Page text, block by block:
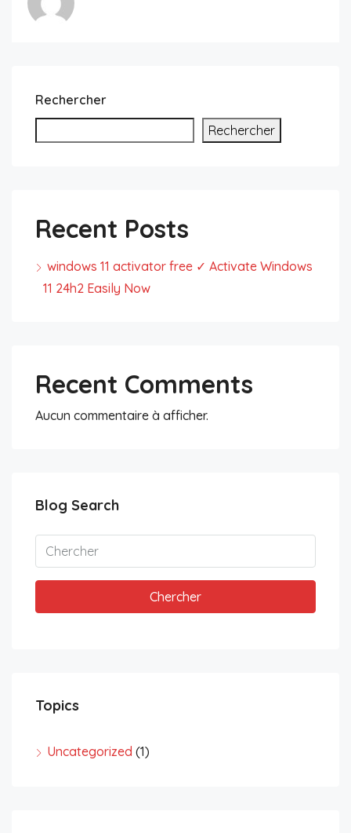
Rechercher
Rechercher
Recent Posts
windows 11 activator free ✓ Activate Windows
11 24h2 Easily Now
Recent Comments
Aucun commentaire à afficher.
Blog Search
Chercher
Topics
Uncategorized (1)